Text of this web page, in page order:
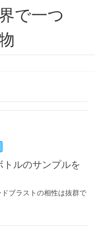
で一つ
ブラストの相性は抜群で